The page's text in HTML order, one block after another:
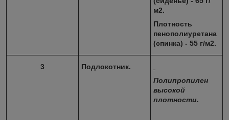
м2.
Плотность
пенополиуретана
(спинка) - 55 г/м2.
3
Подлокотник.
Полипропилен
высокой
плотности.